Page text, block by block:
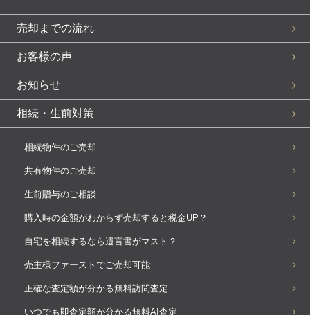
売却までの流れ
お客様の声
お知らせ
相続・生前対策
相続物件のご売却
共有物件のご売却
生前贈与のご相談
購入時の金額がわからず売却すると税金UP？
自宅を相続するなら遺言書がマスト？
売主様ファーストでご売却可能
正確な査定額が分かる無料訪問査定
いつでも即査定額が分かる無料AI査定